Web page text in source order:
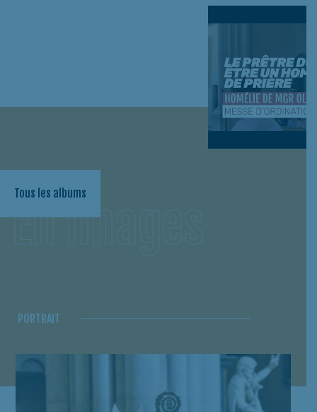
Ordinations
presbytérales 2026
Tous les albums
En images
PORTRAIT